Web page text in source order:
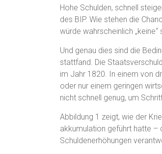
Hohe Schulden, schnell
des BIP. Wie stehen die
würde wahrscheinlich „keine“
Und genau dies sind die
stattfand. Die
im Jahr 1820. In einem von
oder nur einem geringen
nicht schnell genug, um
Abbildung 1 zeigt, wie der
akkumulation geführt hatte –
Schuldenerhöhungen